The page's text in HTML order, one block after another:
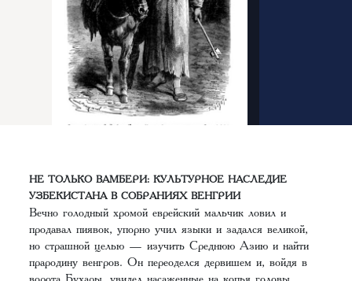
НЕ ТОЛЬКО ВАМБЕРИ: КУЛЬТУРНОЕ НАСЛЕДИЕ
УЗБЕКИСТАНА В СОБРАНИЯХ ВЕНГРИИ
Вечно голодный хромой еврейский мальчик ловил и
продавал пиявок, упорно учил языки и задался великой,
но страшной целью — изучить Среднюю Азию и найти
прародину венгров. Он переоделся дервишем и, войдя в